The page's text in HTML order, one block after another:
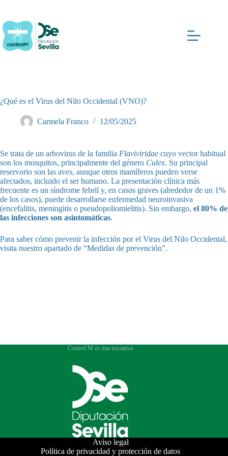
contenido
¿Qué es el Virus del Nilo Occidental (VNO)?
Carmela Franco 12/05/2025
Se trata de un arbovirus de la familia Flaviviridae cuyo vector habitual
son los mosquitos, principalmente del género Culex. Su principal
reservorio son las aves, aunque otros mamíferos pueden verse
afectados, incluido el ser humano. La presentación clínica más
frecuente es un síndrome febril y, en casos graves (alrededor de un 1%
de los casos), puede desarrollarse enfermedad neuroinvasiva
(encefalitis, meningitis o pseudopoliomielitis). Sin embargo, el 80% de
las infecciones son asintomáticas.
Para saber cómo prevenir la infección por el Virus del Nilo Occidental,
visita nuestro apartado de “Medidas de prevención”.
Control M es una iniciativa
Aviso legal
Política de privacidad y protección de datos